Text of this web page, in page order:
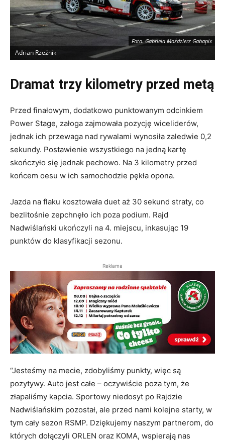
Foto. Gabriela Moździerz Gabapix
Adrian Rzeźnik
Dramat trzy kilometry przed metą
Przed finałowym, dodatkowo punktowanym odcinkiem
Power Stage, załoga zajmowała pozycję wiceliderów,
jednak ich przewaga nad rywalami wynosiła zaledwie 0,2
sekundy. Postawienie wszystkiego na jedną kartę
skończyło się jednak pechowo. Na 3 kilometry przed
końcem oesu w ich samochodzie pękła opona.
Jazda na flaku kosztowała duet aż 30 sekund straty, co
bezlitośnie zepchnęło ich poza podium. Rajd
Nadwiślański ukończyli na 4. miejscu, inkasując 19
punktów do klasyfikacji sezonu.
Reklama
“Jesteśmy na mecie, zdobyliśmy punkty, więc są
pozytywy. Auto jest całe – oczywiście poza tym, że
złapaliśmy kapcia. Sportowy niedosyt po Rajdzie
Nadwiślańskim pozostał, ale przed nami kolejne starty, w
tym cały sezon RSMP. Dziękujemy naszym partnerom, do
których dołączyli ORLEN oraz KOMA, wspierają nas